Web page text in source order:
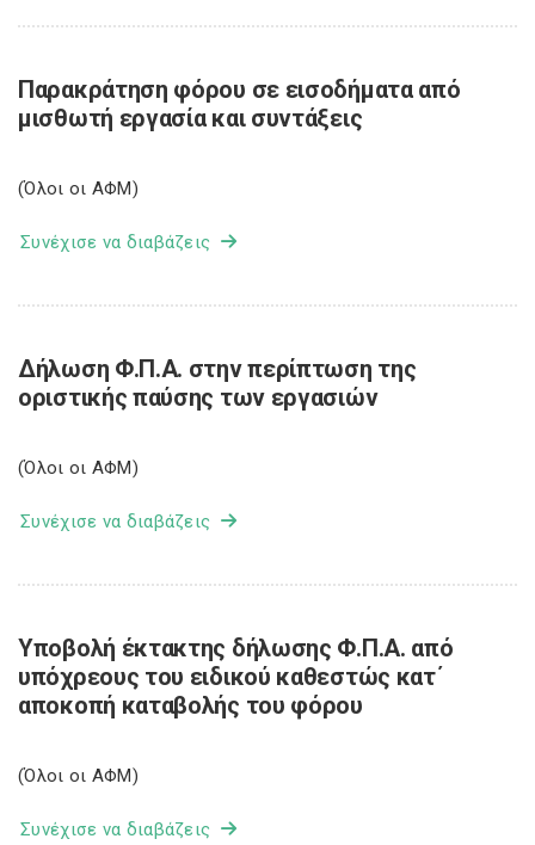
Παρακράτηση φόρου σε εισοδήματα από
μισθωτή εργασία και συντάξεις
(Όλοι οι ΑΦΜ)
Συνέχισε να διαβάζεις
Δήλωση Φ.Π.Α. στην περίπτωση της
οριστικής παύσης των εργασιών
(Όλοι οι ΑΦΜ)
Συνέχισε να διαβάζεις
Υποβολή έκτακτης δήλωσης Φ.Π.Α. από
υπόχρεους του ειδικού καθεστώς κατ΄
αποκοπή καταβολής του φόρου
(Όλοι οι ΑΦΜ)
Συνέχισε να διαβάζεις